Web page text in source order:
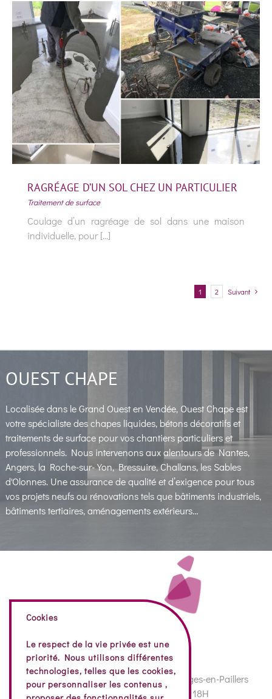
PONCAGE D’UNE DALLE BÉTON
Traitement de surface
PARTICULIER
RAGRÉAGE D’UN SOL CHEZ UN PARTICULIER
Traitement de surface
Coulage d’un ragréage de sol dans une maison
individuelle, pour [...]
1 2 Suivant
OUEST CHAPE
Localisée dans le Grand Ouest en Vendée, Ouest Chape est
votre spécialiste des chapes liquides, bétons décoratifs et
traitements de surface pour vos chantiers particuliers et
professionnels. Nous intervenons aux alentours de Nantes,
Angers, la Roche-sur-Yon, Bressuire, Challans, les Sables
d'Olonnes. Une assurance de qualité et d’exigence pour tous
vos projets neufs ou rénovations tels que bâtiments industriels,
bâtiments tertiaires, aménagements extérieurs…
74 Rue de la Vendée, 85130 Bazoges-en-Paillers
Nos horaires : 8H – 12H30 | 14H – 18H
Cookies
Le respect de la vie privée est une
priorité. Nous utilisons différentes
technologies, telles que les cookies,
pour personnaliser les contenus ,